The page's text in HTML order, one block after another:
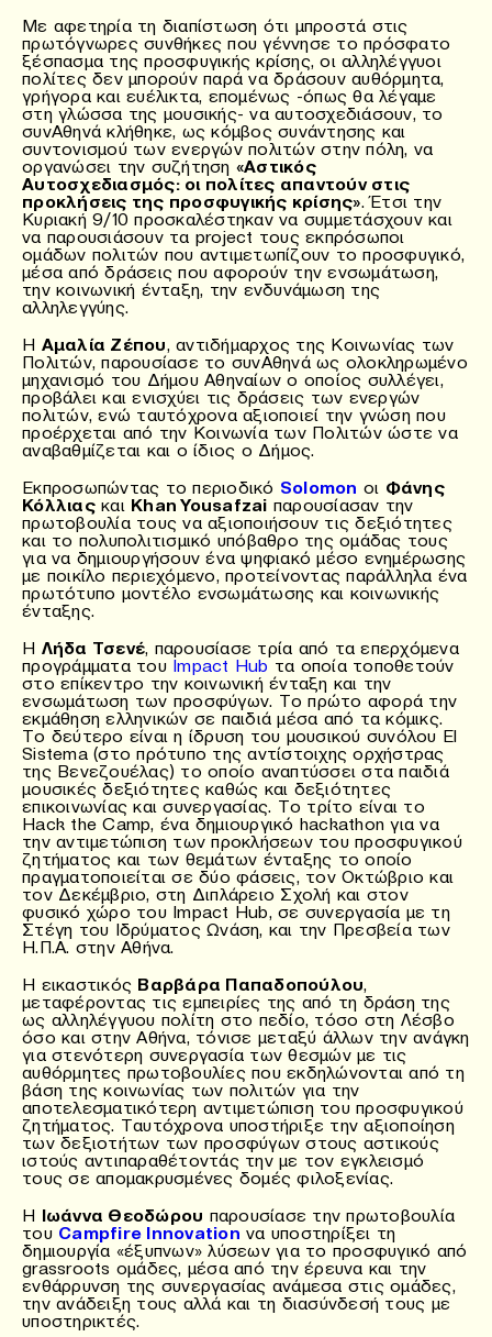
Με αφετηρία τη διαπίστωση ότι μπροστά στις
πρωτόγνωρες συνθήκες που γέννησε το πρόσφατο
ξέσπασμα της προσφυγικής κρίσης, οι αλληλέγγυοι
πολίτες δεν μπορούν παρά να δράσουν αυθόρμητα,
γρήγορα και ευέλικτα, επομένως -όπως θα λέγαμε
στη γλώσσα της μουσικής- να αυτοσχεδιάσουν, το
συνΑθηνά κλήθηκε, ως κόμβος συνάντησης και
συντονισμού των ενεργών πολιτών στην πόλη, να
οργανώσει την συζήτηση «Αστικός
Αυτοσχεδιασμός: οι πολίτες απαντούν στις
προκλήσεις της προσφυγικής κρίσης». Έτσι την
Κυριακή 9/10 προσκαλέστηκαν να συμμετάσχουν και
να παρουσιάσουν τα project τους εκπρόσωποι
ομάδων πολιτών που αντιμετωπίζουν το προσφυγικό,
μέσα από δράσεις που αφορούν την ενσωμάτωση,
την κοινωνική ένταξη, την ενδυνάμωση της
αλληλεγγύης.
Η Αμαλία Ζέπου, αντιδήμαρχος της Κοινωνίας των
Πολιτών, παρουσίασε το συνΑθηνά ως ολοκληρωμένο
μηχανισμό του Δήμου Αθηναίων ο οποίος συλλέγει,
προβάλει και ενισχύει τις δράσεις των ενεργών
πολιτών, ενώ ταυτόχρονα αξιοποιεί την γνώση που
προέρχεται από την Κοινωνία των Πολιτών ώστε να
αναβαθμίζεται και ο ίδιος ο Δήμος.
Εκπροσωπώντας το περιοδικό Solomon οι Φάνης
Κόλλιαςκαι Khan Yousafzai παρουσίασαν την
πρωτοβουλία τους να αξιοποιήσουν τις δεξιότητες
και το πολυπολιτισμικό υπόβαθρο της ομάδας τους
για να δημιουργήσουν ένα ψηφιακό μέσο ενημέρωσης
με ποικίλο περιεχόμενο, προτείνοντας παράλληλα ένα
πρωτότυπο μοντέλο ενσωμάτωσης και κοινωνικής
ένταξης.
Η Λήδα Τσενέ, παρουσίασε τρία από τα επερχόμενα
προγράμματα του Impact Hubτα οποία τοποθετούν
στο επίκεντρο την κοινωνική ένταξη και την
ενσωμάτωση των προσφύγων. Το πρώτο αφορά την
εκμάθηση ελληνικών σε παιδιά μέσα από τα κόμικς.
Το δεύτερο είναι η ίδρυση του μουσικού συνόλου El
Sistema (στο πρότυπο της αντίστοιχης ορχήστρας
της Βενεζουέλας) το οποίο αναπτύσσει στα παιδιά
μουσικές δεξιότητες καθώς και δεξιότητες
επικοινωνίας και συνεργασίας. Το τρίτο είναι το
Hack the Camp, ένα δημιουργικό hackathon για να
την αντιμετώπιση των προκλήσεων του προσφυγικού
ζητήματος και των θεμάτων ένταξης το οποίο
πραγματοποιείται σε δύο φάσεις, τον Οκτώβριο και
τον Δεκέμβριο, στη Διπλάρειο Σχολή και στον
φυσικό χώρο του Impact Hub, σε συνεργασία με τη
Στέγη του Ιδρύματος Ωνάση, και την Πρεσβεία των
Η.Π.Α. στην Αθήνα.
Η εικαστικός Βαρβάρα Παπαδοπούλου,
μεταφέροντας τις εμπειρίες της από τη δράση της
ως αλληλέγγυου πολίτη στο πεδίο, τόσο στη Λέσβο
όσο και στην Αθήνα, τόνισε μεταξύ άλλων την ανάγκη
για στενότερη συνεργασία των θεσμών με τις
αυθόρμητες πρωτοβουλίες που εκδηλώνονται από τη
βάση της κοινωνίας των πολιτών για την
αποτελεσματικότερη αντιμετώπιση του προσφυγικού
ζητήματος. Ταυτόχρονα υποστήριξε την αξιοποίηση
των δεξιοτήτων των προσφύγων στους αστικούς
ιστούς αντιπαραθέτοντάς την με τον εγκλεισμό
τους σε απομακρυσμένες δομές φιλοξενίας.
Η Ιωάννα Θεοδώρου παρουσίασε την πρωτοβουλία
του Campfire Innovation να υποστηρίξει τη
δημιουργία «έξυπνων» λύσεων για το προσφυγικό από
grassroots ομάδες, μέσα από την έρευνα και την
ενθάρρυνση της συνεργασίας ανάμεσα στις ομάδες,
την ανάδειξη τους αλλά και τη διασύνδεσή τους με
υποστηρικτές.